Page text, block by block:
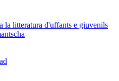
la litteratura d'uffants e giuvenils